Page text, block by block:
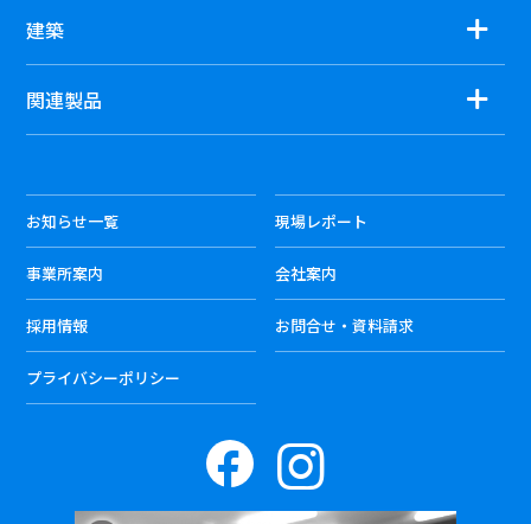
建築
関連製品
お知らせ一覧 現場レポート
事業所案内 会社案内
採用情報 お問合せ・資料請求
プライバシーポリシー